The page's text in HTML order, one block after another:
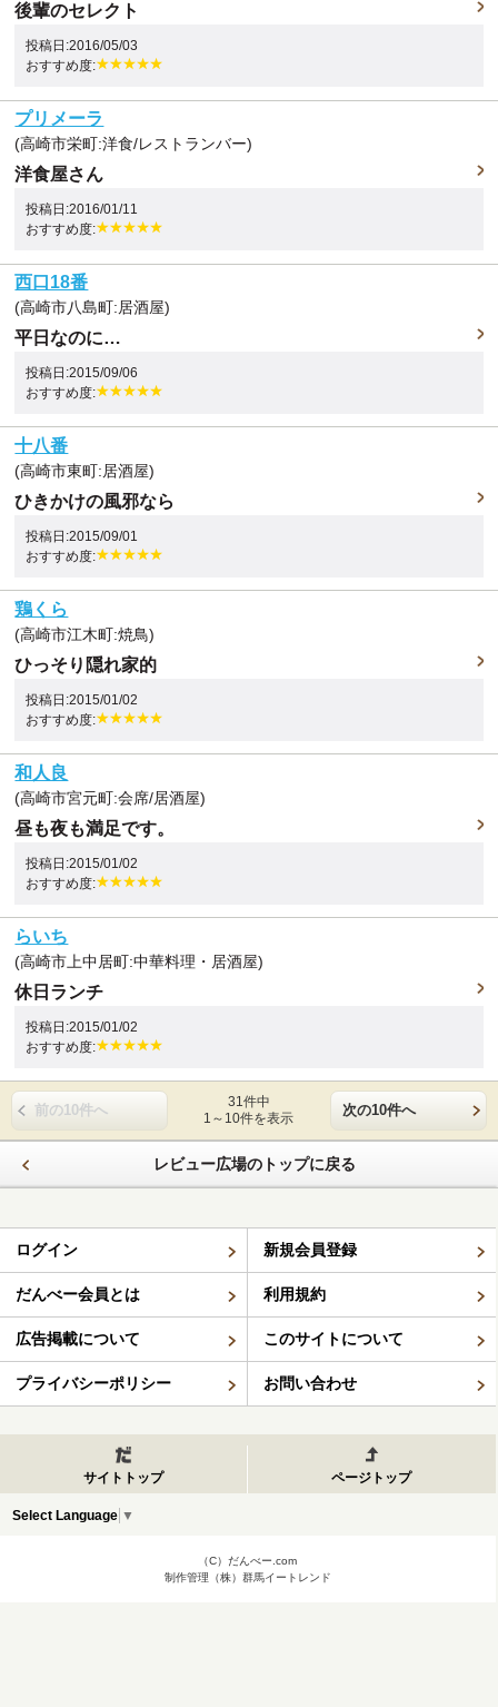
後輩のセレクト
投稿日:2016/05/03
おすすめ度:
プリメーラ
(高崎市栄町:洋食/レストランバー)
洋食屋さん
投稿日:2016/01/11
おすすめ度:
西口18番
(高崎市八島町:居酒屋)
平日なのに…
投稿日:2015/09/06
おすすめ度:
十八番
(高崎市東町:居酒屋)
ひきかけの風邪なら
投稿日:2015/09/01
おすすめ度:
鶏くら
(高崎市江木町:焼鳥)
ひっそり隠れ家的
投稿日:2015/01/02
おすすめ度:
和人良
(高崎市宮元町:会席/居酒屋)
昼も夜も満足です。
投稿日:2015/01/02
おすすめ度:
らいち
(高崎市上中居町:中華料理・居酒屋)
休日ランチ
投稿日:2015/01/02
おすすめ度:
前の10件へ
31件中
1～10件を表示
次の10件へ
レビュー広場のトップに戻る
ログイン 新規会員登録
だんべー会員とは 利用規約
広告掲載について このサイトについて
プライバシーポリシー お問い合わせ
サイトトップ ページトップ
Select Language ▼
（C）だんべー.com
制作管理（株）群馬イートレンド